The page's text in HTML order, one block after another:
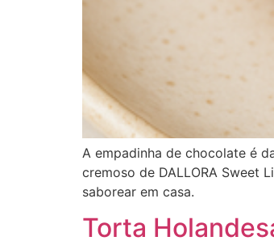
A empadinha de chocolate é
cremoso de DALLORA Sweet
saborear em casa.
Torta